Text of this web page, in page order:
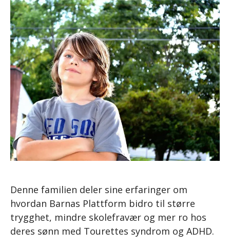
Denne familien deler sine erfaringer om
hvordan Barnas Plattform bidro til større
trygghet, mindre skolefravær og mer ro hos
deres sønn med Tourettes syndrom og ADHD.